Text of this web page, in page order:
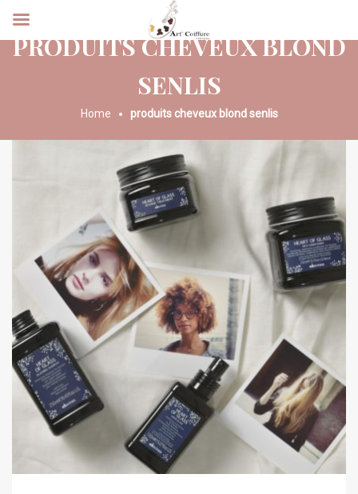
PRODUITS CHEVEUX BLOND
SENLIS
Home produits cheveux blond senlis